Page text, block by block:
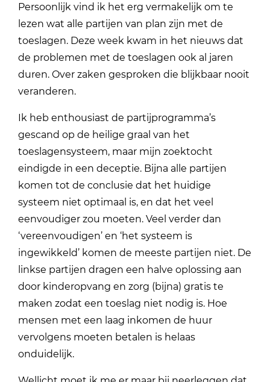
Persoonlijk vind ik het erg vermakelijk om te
lezen wat alle partijen van plan zijn met de
toeslagen. Deze week kwam in het nieuws dat
de problemen met de toeslagen ook al jaren
duren. Over zaken gesproken die blijkbaar nooit
veranderen.
Ik heb enthousiast de partijprogramma’s
gescand op de heilige graal van het
toeslagensysteem, maar mijn zoektocht
eindigde in een deceptie. Bijna alle partijen
komen tot de conclusie dat het huidige
systeem niet optimaal is, en dat het veel
eenvoudiger zou moeten. Veel verder dan
‘vereenvoudigen’ en ‘het systeem is
ingewikkeld’ komen de meeste partijen niet. De
linkse partijen dragen een halve oplossing aan
door kinderopvang en zorg (bijna) gratis te
maken zodat een toeslag niet nodig is. Hoe
mensen met een laag inkomen de huur
vervolgens moeten betalen is helaas
onduidelijk.